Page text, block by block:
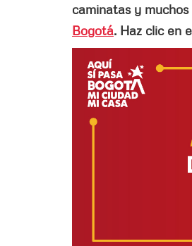
caminatas y
Bogotá. Haz clic en